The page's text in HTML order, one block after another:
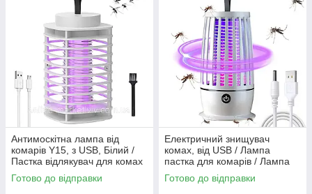
Антимоскітна лампа від
комарів Y15, з USB, Білий /
Пастка відлякувач для комах
Готово до відправки
Електричний знищувач
комах, від USB / Лампа
пастка для комарів / Лампа
від комах
Готово до відправки